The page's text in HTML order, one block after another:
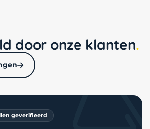
door onze klanten
geverifieerd